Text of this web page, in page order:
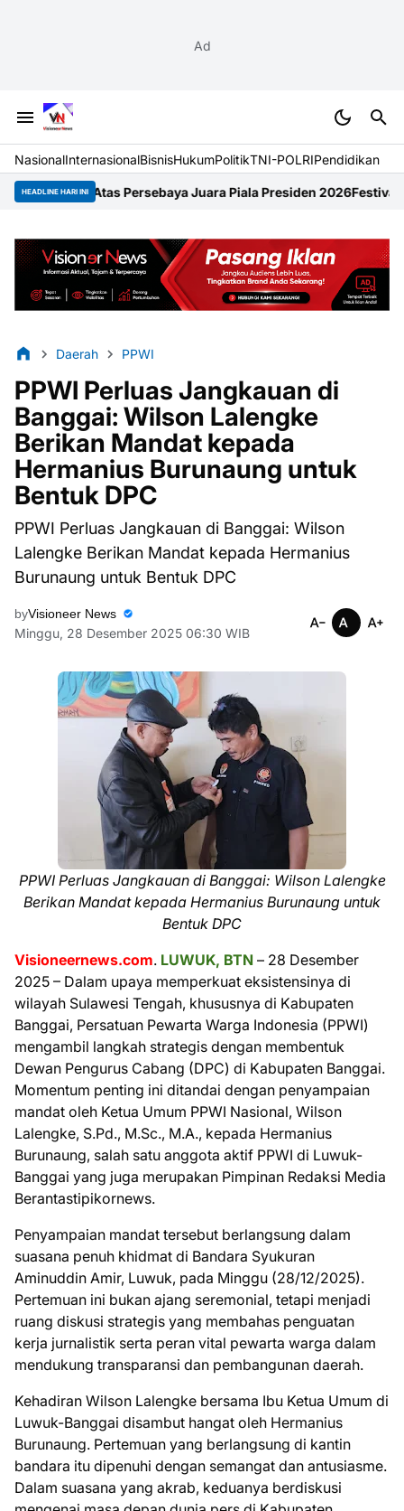
Ad
NasionalInternasionalBisnisHukumPolitikTNI-POLRIPendidikan
HEADLINE HARI INI
Persebaya Juara Piala Presiden 2026Festival Raimuti 2026
Daerah PPWI
PPWI Perluas Jangkauan di
Banggai: Wilson Lalengke
Berikan Mandat kepada
Hermanius Burunaung untuk
Bentuk DPC
PPWI Perluas Jangkauan di Banggai: Wilson
Lalengke Berikan Mandat kepada Hermanius
Burunaung untuk Bentuk DPC
byVisioneer News
Minggu, 28 Desember 2025 06:30 WIB
PPWI Perluas Jangkauan di Banggai: Wilson Lalengke
Berikan Mandat kepada Hermanius Burunaung untuk
Bentuk DPC
Visioneernews.com. LUWUK, BTN – 28 Desember
2025 – Dalam upaya memperkuat eksistensinya di
wilayah Sulawesi Tengah, khususnya di Kabupaten
Banggai, Persatuan Pewarta Warga Indonesia (PPWI)
mengambil langkah strategis dengan membentuk
Dewan Pengurus Cabang (DPC) di Kabupaten Banggai.
Momentum penting ini ditandai dengan penyampaian
mandat oleh Ketua Umum PPWI Nasional, Wilson
Lalengke, S.Pd., M.Sc., M.A., kepada Hermanius
Burunaung, salah satu anggota aktif PPWI di Luwuk-
Banggai yang juga merupakan Pimpinan Redaksi Media
Berantastipikornews.
Penyampaian mandat tersebut berlangsung dalam
suasana penuh khidmat di Bandara Syukuran
Aminuddin Amir, Luwuk, pada Minggu (28/12/2025).
Pertemuan ini bukan ajang seremonial, tetapi menjadi
ruang diskusi strategis yang membahas penguatan
kerja jurnalistik serta peran vital pewarta warga dalam
mendukung transparansi dan pembangunan daerah.
Kehadiran Wilson Lalengke bersama Ibu Ketua Umum di
Luwuk-Banggai disambut hangat oleh Hermanius
Burunaung. Pertemuan yang berlangsung di kantin
bandara itu dipenuhi dengan semangat dan antusiasme.
Dalam suasana yang akrab, keduanya berdiskusi